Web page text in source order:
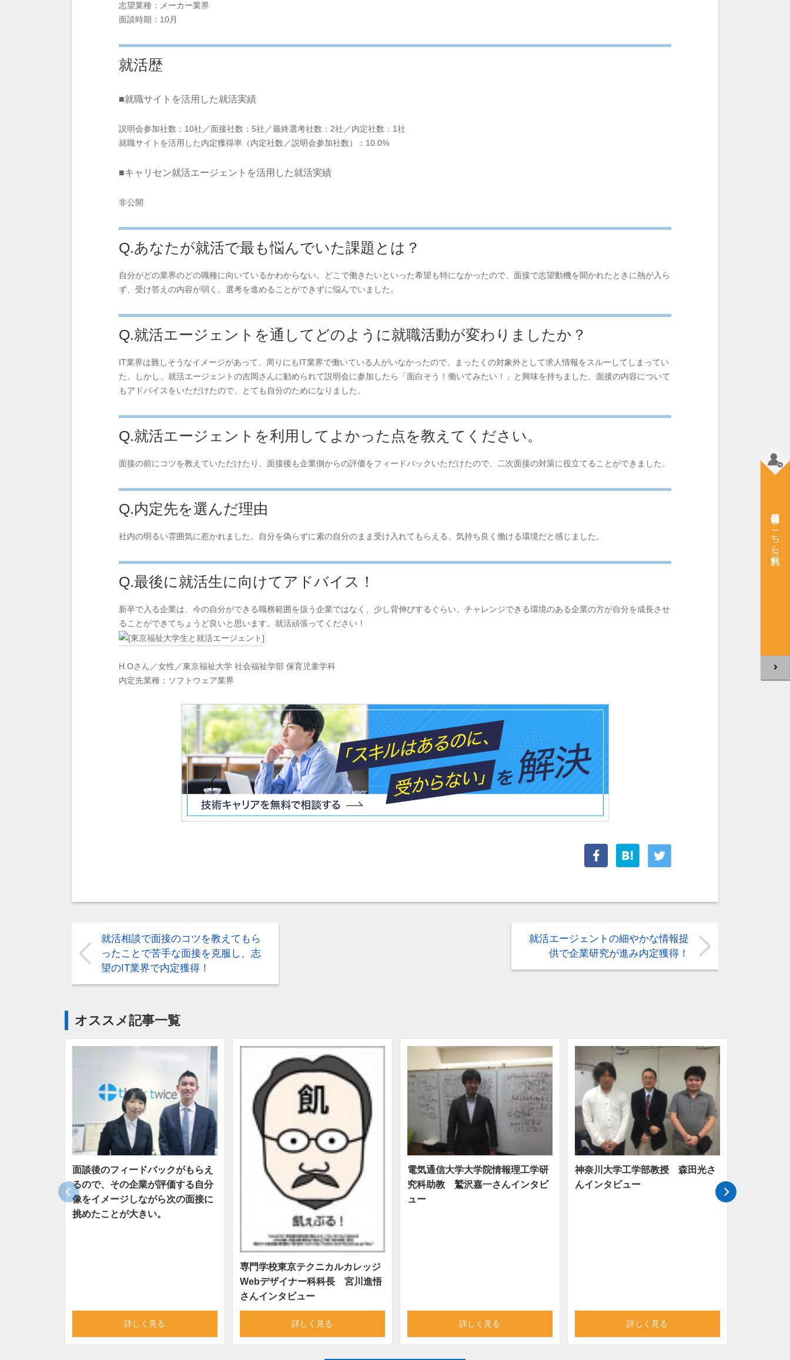
志望業種：メーカー業界
面談時期：10月
就活歴
■就職サイトを活用した就活実績
説明会参加社数：10社／面接社数：5社／最終選考社数：2社／内定社数：1社
就職サイトを活用した内定獲得率（内定社数／説明会参加社数）：10.0%
■キャリセン就活エージェントを活用した就活実績
非公開
Q.あなたが就活で最も悩んでいた課題とは？
自分がどの業界のどの職種に向いているかわからない。どこで働きたいといった希望も特になかったので、面接で志望動機を聞かれたときに熱が入ら
ず、受け答えの内容が弱く、選考を進めることができずに悩んでいました。
Q.就活エージェントを通してどのように就職活動が変わりましたか？
IT業界は難しそうなイメージがあって、周りにもIT業界で働いている人がいなかったので、まったくの対象外として求人情報をスルーしてしまってい
た。しかし、就活エージェントの吉岡さんに勧められて説明会に参加したら「面白そう！働いてみたい！」と興味を持ちました。面接の内容について
もアドバイスをいただけたので、とても自分のためになりました。
Q.就活エージェントを利用してよかった点を教えてください。
面接の前にコツを教えていただけたり、面接後も企業側からの評価をフィードバックいただけたので、二次面接の対策に役立てることができました。
Q.内定先を選んだ理由
社内の明るい雰囲気に惹かれました。自分を偽らずに素の自分のまま受け入れてもらえる、気持ち良く働ける環境だと感じました。
Q.最後に就活生に向けてアドバイス！
新卒で入る企業は、今の自分ができる職務範囲を扱う企業ではなく、少し背伸びするぐらい、チャレンジできる環境のある企業の方が自分を成長させ
ることができてちょうど良いと思います。就活頑張ってください！
H.Oさん／女性／東京福祉大学 社会福祉学部 保育児童学科
内定先業種：ソフトウェア業界
就活相談で面接のコツを教えてもら
ったことで苦手な面接を克服し、志
望のIT業界で内定獲得！
就活エージェントの細やかな情報提
供で企業研究が進み内定獲得！
オススメ記事一覧
面談後のフィードバックがもらえ
るので、その企業が評価する自分
像をイメージしながら次の面接に
挑めたことが大きい。
詳しく見る
専門学校東京テクニカルカレッジ
Webデザイナー科科長 宮川進悟
さんインタビュー
詳しく見る
電気通信大学大学院情報理工学研
究科助教 鷲沢嘉一さんインタビ
ュー
詳しく見る
神奈川大学工学部教授 森田光さ
んインタビュー
詳しく見る
会員登録はこちら（無料）